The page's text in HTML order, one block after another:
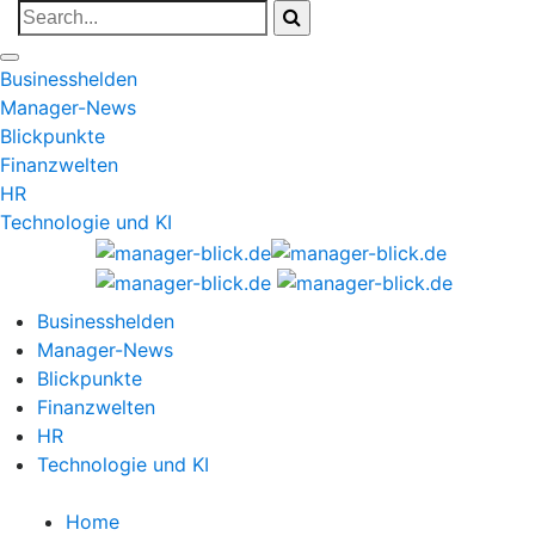
Businesshelden
Manager-News
Blickpunkte
Finanzwelten
HR
Technologie und KI
Businesshelden
Manager-News
Blickpunkte
Finanzwelten
HR
Technologie und KI
Home